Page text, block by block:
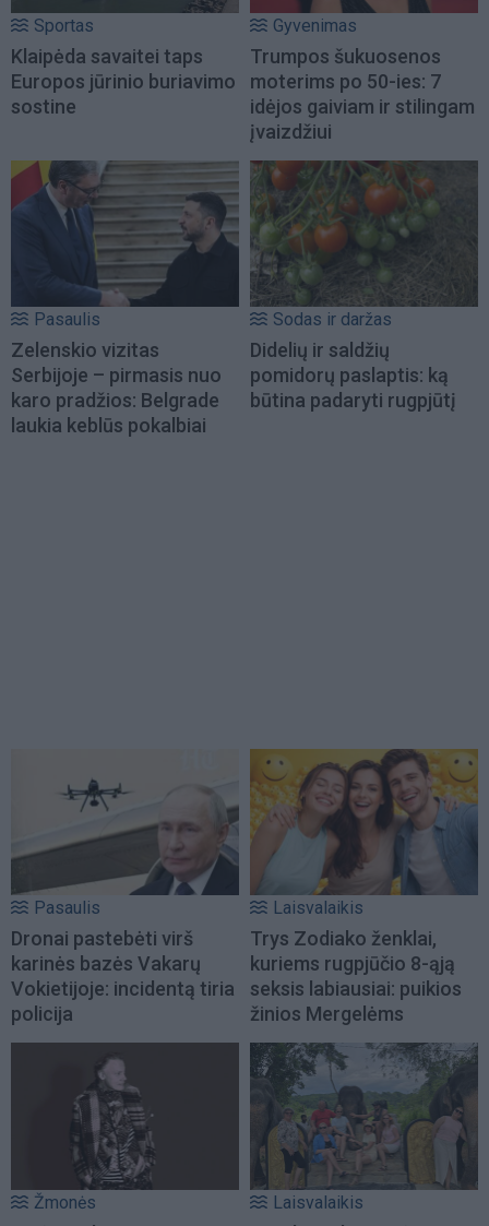
Sportas
Klaipėda savaitei taps
Europos jūrinio buriavimo
sostine
Gyvenimas
Trumpos šukuosenos
moterims po 50-ies: 7
idėjos gaiviam ir stilingam
įvaizdžiui
Pasaulis
Zelenskio vizitas
Serbijoje – pirmasis nuo
karo pradžios: Belgrade
laukia keblūs pokalbiai
Sodas ir daržas
Didelių ir saldžių
pomidorų paslaptis: ką
būtina padaryti rugpjūtį
Pasaulis
Dronai pastebėti virš
karinės bazės Vakarų
Vokietijoje: incidentą tiria
policija
Laisvalaikis
Trys Zodiako ženklai,
kuriems rugpjūčio 8-ąją
seksis labiausiai: puikios
žinios Mergelėms
Žmonės Laisvalaikis